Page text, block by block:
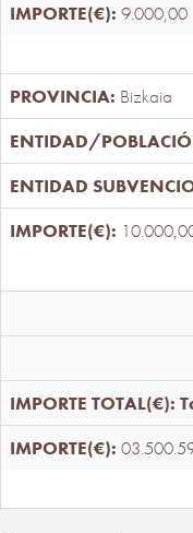
9.000,00
Bizkaia